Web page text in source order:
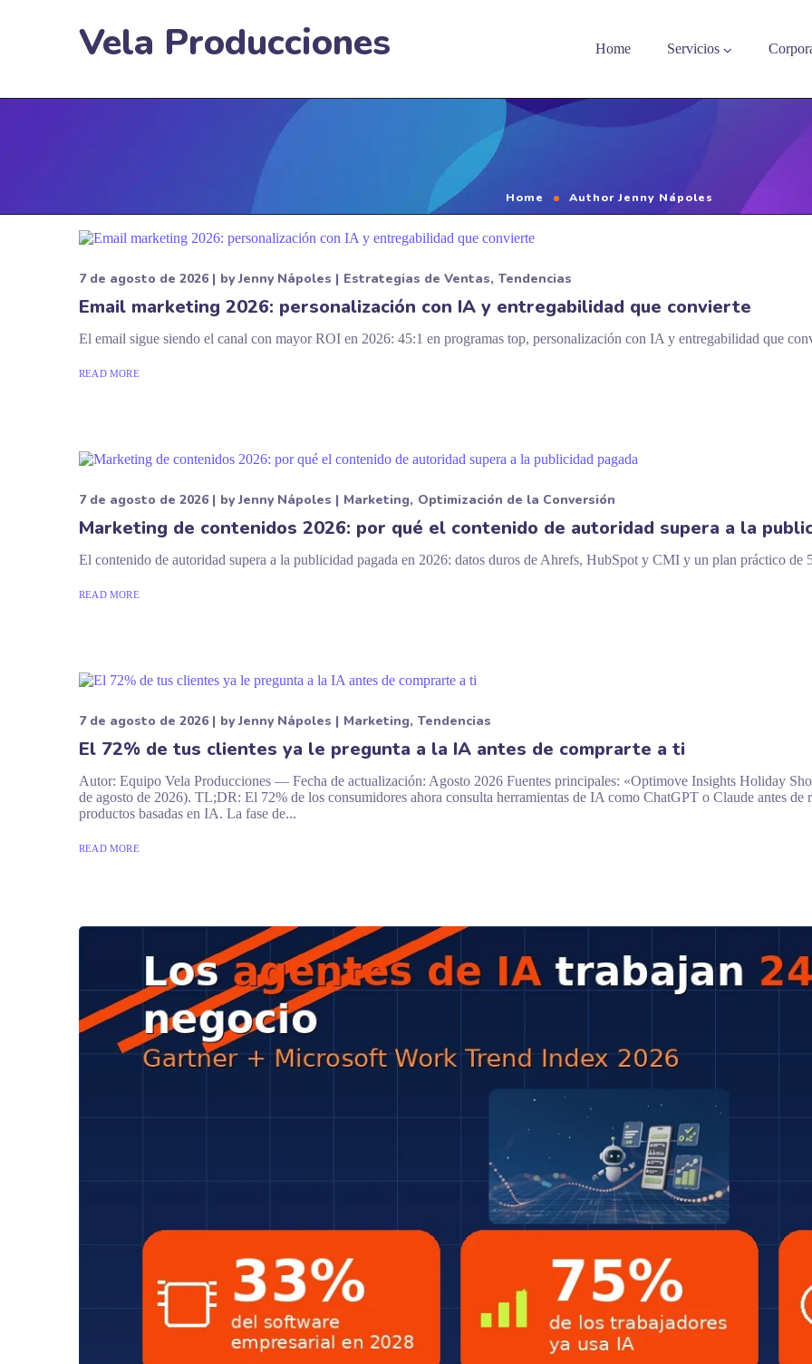
Vela Producciones Home Servicios
Home Author Jenny Nápoles
7 de agosto de 2026 byJenny Nápoles Estrategias de Ventas Tendencias
Email marketing 2026: personalización con IA y entregabilidad que convierte
El email sigue siendo el canal con mayor ROI en 2026: 45:1 en programas top, personalización con IA y entregabilidad que
READ MORE
7 de agosto de 2026 byJenny Nápoles Marketing Optimización de la Conversión
Marketing de contenidos 2026: por qué el contenido de autoridad supera a la
El contenido de autoridad supera a la publicidad pagada en 2026: datos duros de Ahrefs, HubSpot y CMI y un plan práctico de
READ MORE
7 de agosto de 2026 byJenny Nápoles Marketing Tendencias
El 72% de tus clientes ya le pregunta a la IA antes de comprarte a ti
Autor: Equipo Vela Producciones — Fecha de actualización: Agosto 2026 Fuentes principales: «Optimove Insights Holiday
de agosto de 2026). TL;DR: El 72% de los consumidores ahora consulta herramientas de IA como ChatGPT o Claude antes
productos basadas en IA. La fase de...
READ MORE